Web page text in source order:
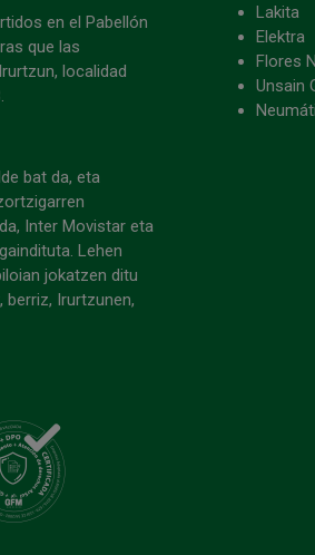
en el Pabellón
que las
localidad
bat da, eta
Inter Movistar eta
Lehen
jokatzen ditu
berriz, Irurtzunen,
Lakita
Elektra
Flores
Unsain